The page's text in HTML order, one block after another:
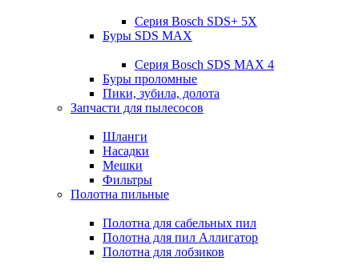
Серия Bosch SDS+ 5X
Буры SDS MAX
Серия Bosch SDS MAX 4
Буры проломные
Пики, зубила, долота
Запчасти для пылесосов
Шланги
Насадки
Мешки
Фильтры
Полотна пильные
Полотна для сабельных пил
Полотна для пил Аллигатор
Полотна для лобзиков